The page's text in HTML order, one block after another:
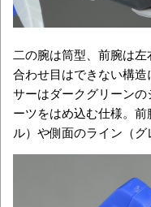
二の腕は筒型、前腕は
合わせ目はできない構
サーはダークグリーン
ーツをはめ込む仕様。
ル）や側面のライン（グ